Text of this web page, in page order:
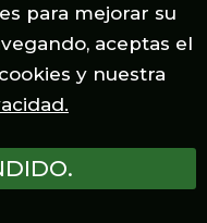
para mejorar su
aceptas el
y nuestra